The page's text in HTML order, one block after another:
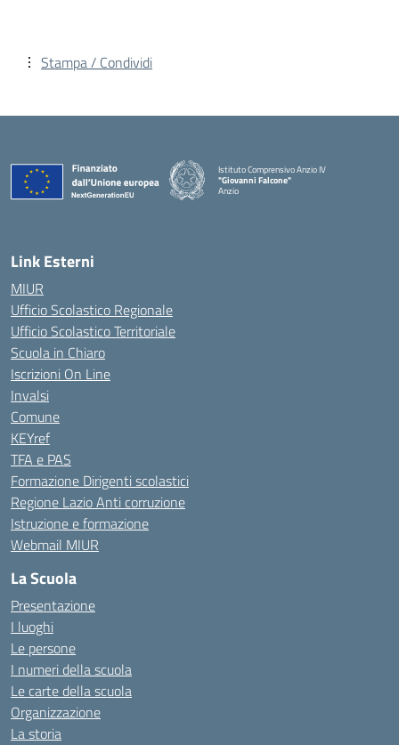
Stampa / Condividi
Istituto Comprensivo Anzio IV
"Giovanni Falcone"
Anzio
Link Esterni
MIUR
Ufficio Scolastico Regionale
Ufficio Scolastico Territoriale
Scuola in Chiaro
Iscrizioni On Line
Invalsi
Comune
KEYref
TFA e PAS
Formazione Dirigenti scolastici
Regione Lazio Anti corruzione
Istruzione e formazione
Webmail MIUR
La Scuola
Presentazione
I luoghi
Le persone
I numeri della scuola
Le carte della scuola
Organizzazione
La storia